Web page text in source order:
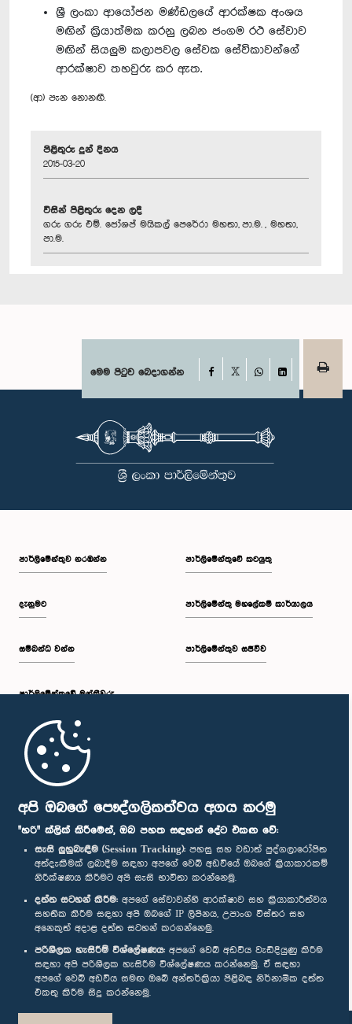
අපි ඔබගේ පෞද්ගලිකත්වය අගය කරමු
"හරි" ක්ලික් කිරීමෙන්, ඔබ පහත සඳහන් දේට එකඟ වේ:
සැසි ලුහුබැඳීම (Session Tracking): පහසු සහ වඩාත් පුද්ගලාරෝපිත
අත්දැකීමක් ලබාදීම සඳහා අපගේ වෙබ් අඩවියේ ඔබගේ ක්‍රියාකාරකම්
නිරීක්ෂණය කිරීමට අපි සැසි භාවිතා කරන්නෙමු.
දත්ත සටහන් කිරීම: අපගේ සේවාවන්හි ආරක්ෂාව සහ ක්‍රියාකාරීත්වය
සහතික කිරීම සඳහා අපි ඔබගේ IP ලිපිනය, උපාංග විස්තර සහ
අනෙකුත් අදාළ දත්ත සටහන් කරගන්නෙමු.
පරිශීලක හැසිරීම් විශ්ලේෂණය: අපගේ වෙබ් අඩවිය වැඩිදියුණු කිරීම
සඳහා අපි පරිශීලක හැසිරීම විශ්ලේෂණය කරන්නෙමු. ඒ සඳහා
අපගේ වෙබ් අඩවිය සමඟ ඔබේ අන්තර්ක්‍රියා පිළිබඳ නිර්නාමික දත්ත
එකතු කිරීම සිදු කරන්නෙමු.
ශ්‍රී ලංකා ආයෝජන මණ්ඩලයේ ආරක්ෂක අංශය
මඟින් ක්‍රියාත්මක කරනු ලබන ජංගම රථ සේවාව
මඟින් සියලුම කලාපවල සේවක සේවිකාවන්ගේ
ආරක්ෂාව තහවුරු කර ඇත.
(ආ) පැන නොනඟී.
පිළිතුරු දුන් දිනය
2015-03-20
විසින් පිළිතුරු දෙන ලදී
ගරු ගරු එම්. ජෝශප් මයිකල් පෙරේරා මහතා, පා.ම. , මහතා,
පා.ම.
මෙම පිටුව බෙදාගන්න Facebook
WhatsAppLinkedIn
පාර්ලි‌මේන්තුව නරඹන්න
දැනුමට
සම්බන්ධ වන්න
පාර්ලි‌මේන්තුවේ මන්ත්‍රීවරු
මුල් පිටුව
පාර්ලිමේන්තුවේ කටයුතු
පාර්ලිමේන්තු මහලේකම් කාර්යාලය
පාර්ලිමේන්තුව සජීවීව
පාර්ලිමේන්තු ජංගම යෙදුම
අප හා සම්බන්ධ වී සිටින්න :
සම්මාන
පෞද්ගලිකත්ව ප්‍රතිපත්තිය